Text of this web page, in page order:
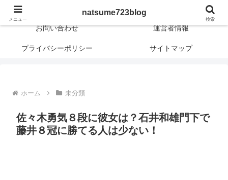
日常に新しさや興味深さや面白さを！
お問い合わせ 運営者情報
プライバシーポリシー サイトマップ
ホーム 未分類
佐々木勇気８段に彼女は？石井和雄門下で
藤井８冠に勝てる人は少ない！
メニュー
natsume723blog
検索